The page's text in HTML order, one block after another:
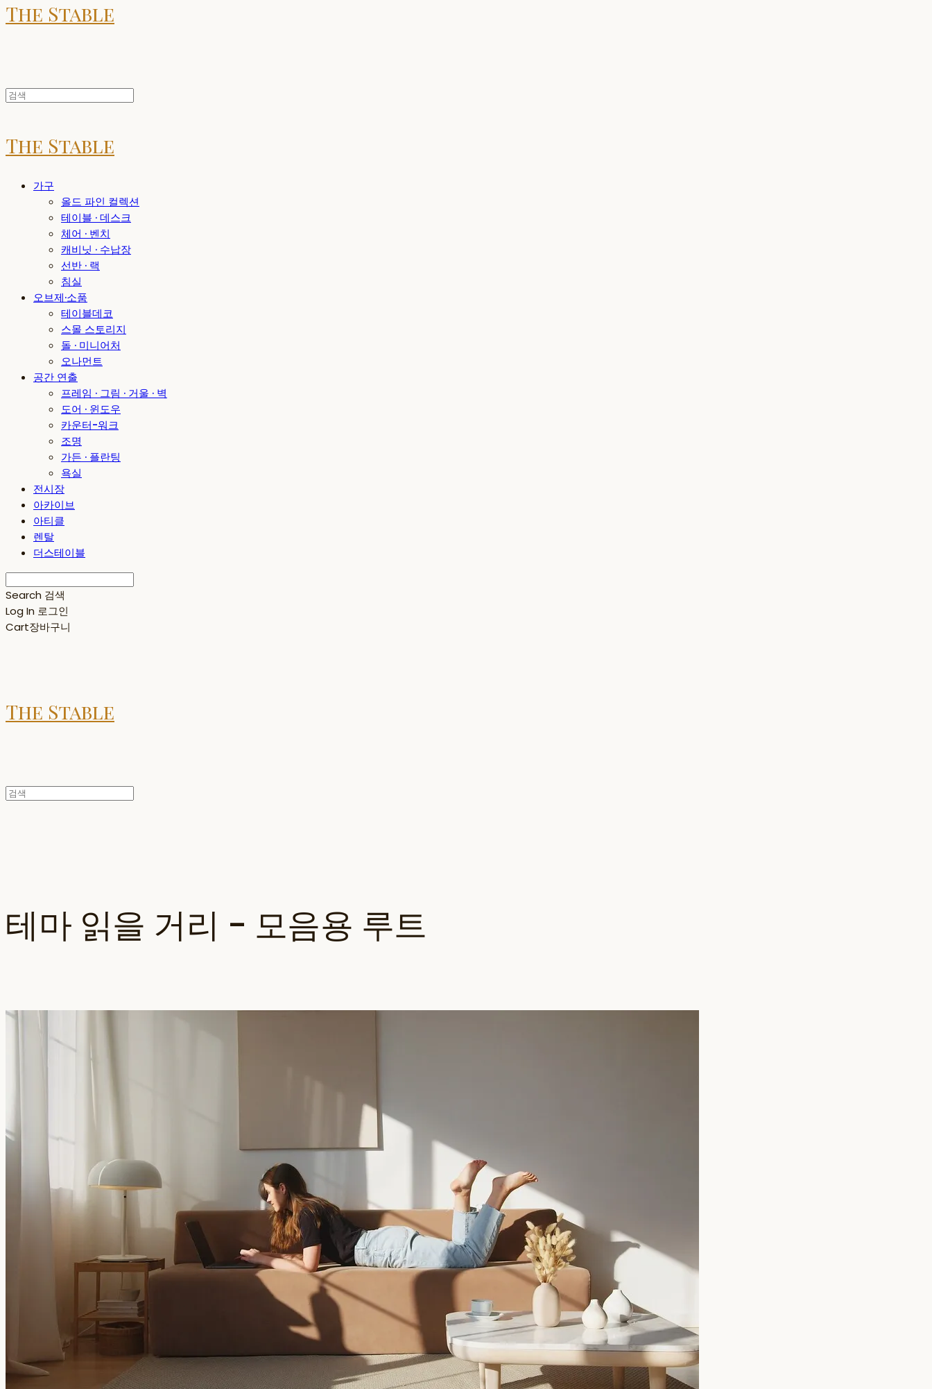
The Stable
The Stable
가구
올드 파인 컬렉션
테이블 · 데스크
체어 · 벤치
캐비닛 · 수납장
선반 · 랙
침실
오브제·소품
테이블데코
스몰 스토리지
돌 · 미니어처
오나먼트
공간 연출
프레임 · 그림 · 거울 · 벽
도어 · 윈도우
카운터-워크
조명
가든 · 플란팅
욕실
전시장
아카이브
아티클
렌탈
더스테이블
Search 검색
Log In 로그인
Cart장바구니
The Stable
테마 읽을 거리 - 모음용 루트